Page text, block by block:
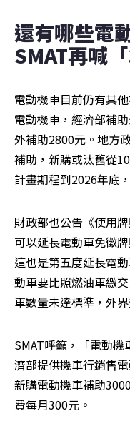
還有哪些電
SMAT再喊
電動機車目前仍有其
電動機車，經濟部補
外補助2800元。地方
補助，新購或汰舊從
計畫期程到2026年底
財政部也公告《使用
可以延長電動車免徵
這也是第五度延長電
動車要比照燃油車繳
車數量未達標準，外
SMAT呼籲，「電動
濟部提供機車行銷售
新購電動機車補助
費每月300元。